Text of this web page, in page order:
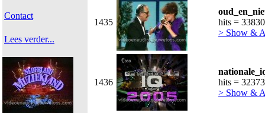
Contact
Lees verder...
1435
hits = 33830
> Show &
1436
hits = 32373
> Show &